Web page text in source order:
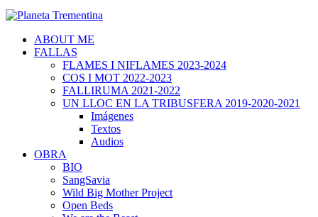
ABOUT ME
FALLAS
FLAMES I NIFLAMES 2023-2024
COS I MOT 2022-2023
FALLIRUMA 2021-2022
UN LLOC EN LA TRIBUSFERA 2019-2020-2021
Imágenes
Textos
Audios
OBRA
BIO
SangSavia
Wild Big Mother Project
Open Beds